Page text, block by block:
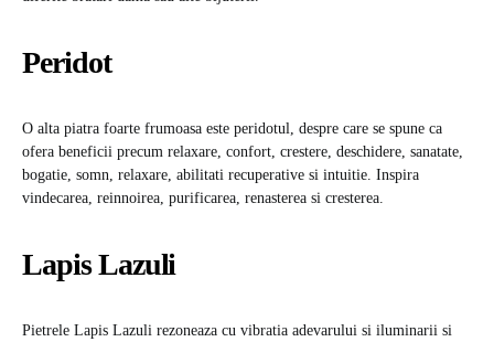
Peridot
O alta piatra foarte frumoasa este peridotul, despre care se spune ca
ofera beneficii precum relaxare, confort, crestere, deschidere, sanatate,
bogatie, somn, relaxare, abilitati recuperative si intuitie. Inspira
vindecarea, reinnoirea, purificarea, renasterea si cresterea.
Lapis Lazuli
Pietrele Lapis Lazuli rezoneaza cu vibratia adevarului si iluminarii si